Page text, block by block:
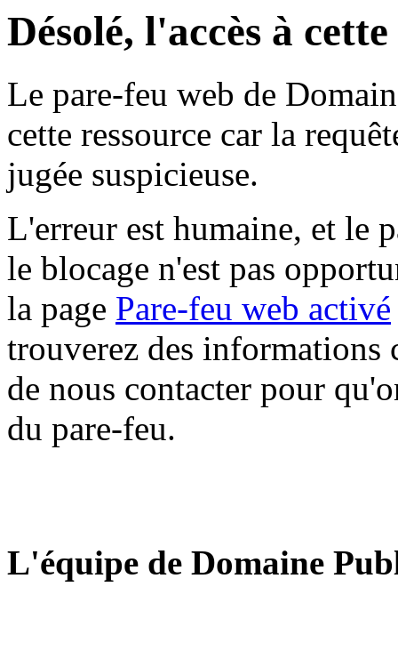
Désolé, l'accès à
Le pare-feu web de
cette ressource car la
jugée suspicieuse.
L'erreur est humaine, et le
le blocage n'est pas
la page Pare-feu web activé
trouverez des informations
de nous contacter pour
du pare-feu.
L'équipe de Domaine